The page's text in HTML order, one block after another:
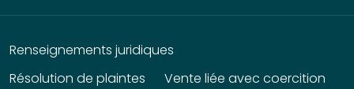
Renseignements juridiques
Résolution de plaintes
Vente liée avec coercition